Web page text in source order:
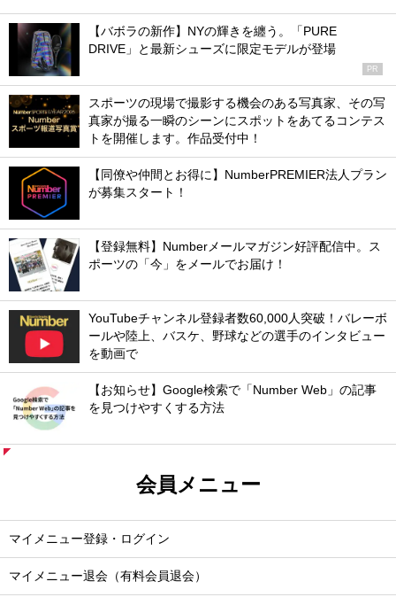
【バボラの新作】NYの輝きを纏う。「PURE
DRIVE」と最新シューズに限定モデルが登場
PR
スポーツの現場で撮影する機会のある写真家、その写
真家が撮る一瞬のシーンにスポットをあてるコンテス
トを開催します。作品受付中！
【同僚や仲間とお得に】NumberPREMIER法人プラン
が募集スタート！
【登録無料】Numberメールマガジン好評配信中。ス
ポーツの「今」をメールでお届け！
YouTubeチャンネル登録者数60,000人突破！バレーボ
ールや陸上、バスケ、野球などの選手のインタビュー
を動画で
【お知らせ】Google検索で「Number Web」の記事
を見つけやすくする方法
会員メニュー
マイメニュー登録・ログイン
マイメニュー退会（有料会員退会）